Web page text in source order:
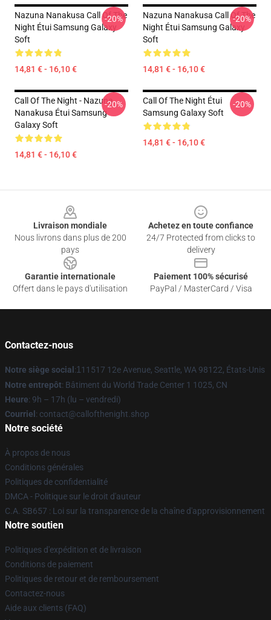
Nazuna Nanakusa Call Of The
Night Étui Samsung Galaxy
Soft
14,81 € - 16,10 €
-20%
Nazuna Nanakusa Call Of The
Night Étui Samsung Galaxy
Soft
14,81 € - 16,10 €
-20%
Call Of The Night - Nazuna
Nanakusa Étui Samsung
Galaxy Soft
14,81 € - 16,10 €
-20%
Call Of The Night Étui
Samsung Galaxy Soft
14,81 € - 16,10 €
-20%
Livraison mondiale
Nous livrons dans plus de 200
pays
Achetez en toute confiance
24/7 Protected from clicks to
delivery
Garantie internationale
Offert dans le pays d'utilisation
Paiement 100% sécurisé
PayPal / MasterCard / Visa
Contactez-nous
Notre siège social :1 11517 12e Avenue, Seattle, WA 98122, États-Unis
Notre entrepôt: Bâtiment du World Trade Center 1 1025, CN
Heure: 9h – 17h (lu – vendredi)
Courriel : contact@callofthenight.shop
Notre société
À propos de nous
Conditions générales
Politiques de confidentialité
DMCA - Politique sur le droit d'auteur
C.A. SB657 : Loi sur la transparence de la chaîne d'approvisionnement
Notre soutien
Politiques d'expédition et de livraison
Conditions de paiement
Politiques de retour et de remboursement
Contactez-nous
Aide aux clients (FAQ)